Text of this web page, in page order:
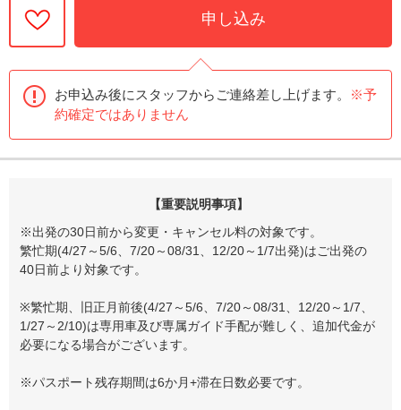
申し込み
お申込み後にスタッフからご連絡差し上げます。
※予
約確定ではありません
【重要説明事項】
※出発の30日前から変更・キャンセル料の対象です。
繁忙期(4/27～5/6、7/20～08/31、12/20～1/7出発)はご出発の
40日前より対象です。
※繁忙期、旧正月前後(4/27～5/6、7/20～08/31、12/20～1/7、
1/27～2/10)は専用車及び専属ガイド手配が難しく、追加代金が
必要になる場合がございます。
※パスポート残存期間は6か月+滞在日数必要です。